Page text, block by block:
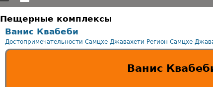
Пещерные комплексы
Ванис Квабеби
Достопримечательности Самцхе-Джавахети Регион Самцхе-
Ванис